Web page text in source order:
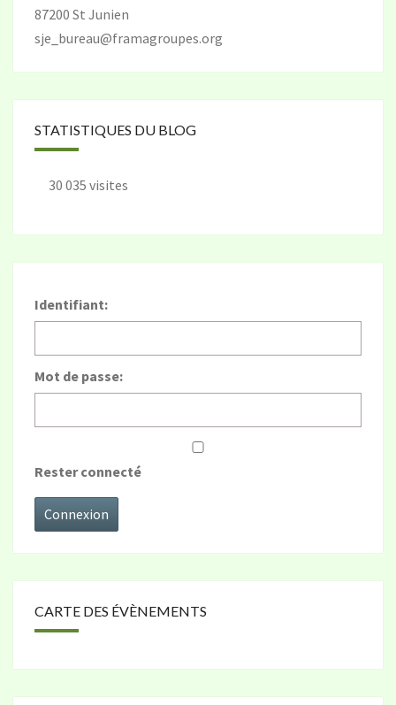
87200 St Junien
sje_bureau@framagroupes.org
STATISTIQUES DU BLOG
30 035 visites
Identifiant:
Mot de passe:
Rester connecté
Connexion
CARTE DES ÉVÈNEMENTS